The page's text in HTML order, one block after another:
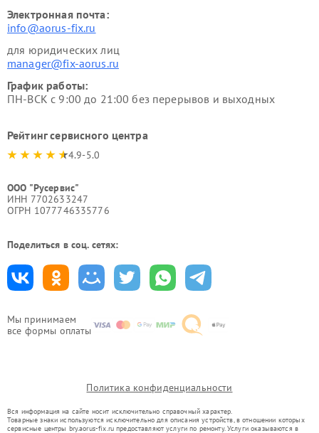
Мы принимаем
все формы оплаты
Электронная почта:
info@aorus-fix.ru
для юридических лиц
manager@fix-aorus.ru
График работы:
ПН-ВСК с 9:00 до 21:00 без перерывов и выходных
Рейтинг сервисного центра
4.9-5.0
ООО "Русервис"
ИНН 7702633247
ОГРН 1077746335776
Поделиться в соц. сетях:
Политика конфиденциальности
Вся информация на сайте носит исключительно справочный характер.
Товарные знаки используются исключительно для описания устройств, в отношении которых
сервисные центры bry.aorus-fix.ru предоставляют услуги по ремонту. Услуги оказываются в